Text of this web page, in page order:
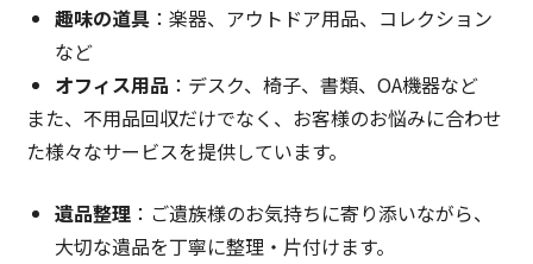
趣味の道具 ：楽器、アウトドア用品、コレクション
など
オフィス用品 ：デスク、椅子、書類、OA機器など
また、不用品回収だけでなく、お客様のお悩みに合わせ
た様々なサービスを提供しています。
遺品整理 ：ご遺族様のお気持ちに寄り添いながら、
大切な遺品を丁寧に整理・片付けます。